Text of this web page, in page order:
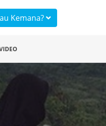
Mau Kemana?